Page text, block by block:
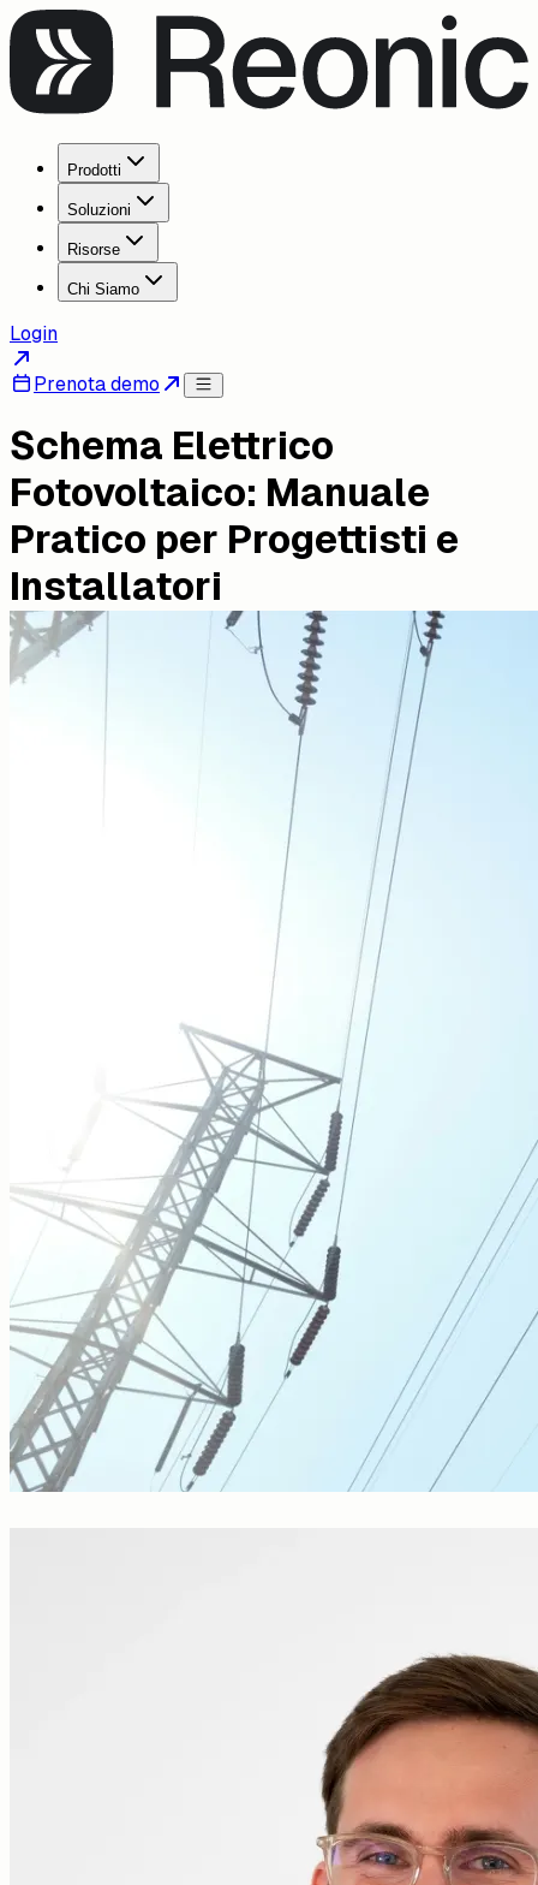
Prodotti
Soluzioni
Risorse
Chi Siamo
Login
Prenota demo
Schema Elettrico
Fotovoltaico: Manuale
Pratico per Progettisti e
Installatori